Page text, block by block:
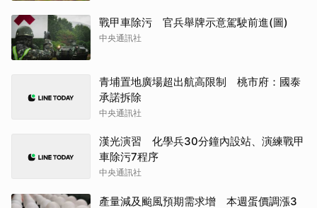
戰甲車除污 官兵舉牌示意駕駛前進(圖)
中央通訊社
青埔置地廣場超出航高限制 桃市府：國泰
承諾拆除
中央通訊社
漢光演習 化學兵30分鐘內設站、演練戰甲
車除污7程序
中央通訊社
產量減及颱風預期需求增 本週蛋價調漲3